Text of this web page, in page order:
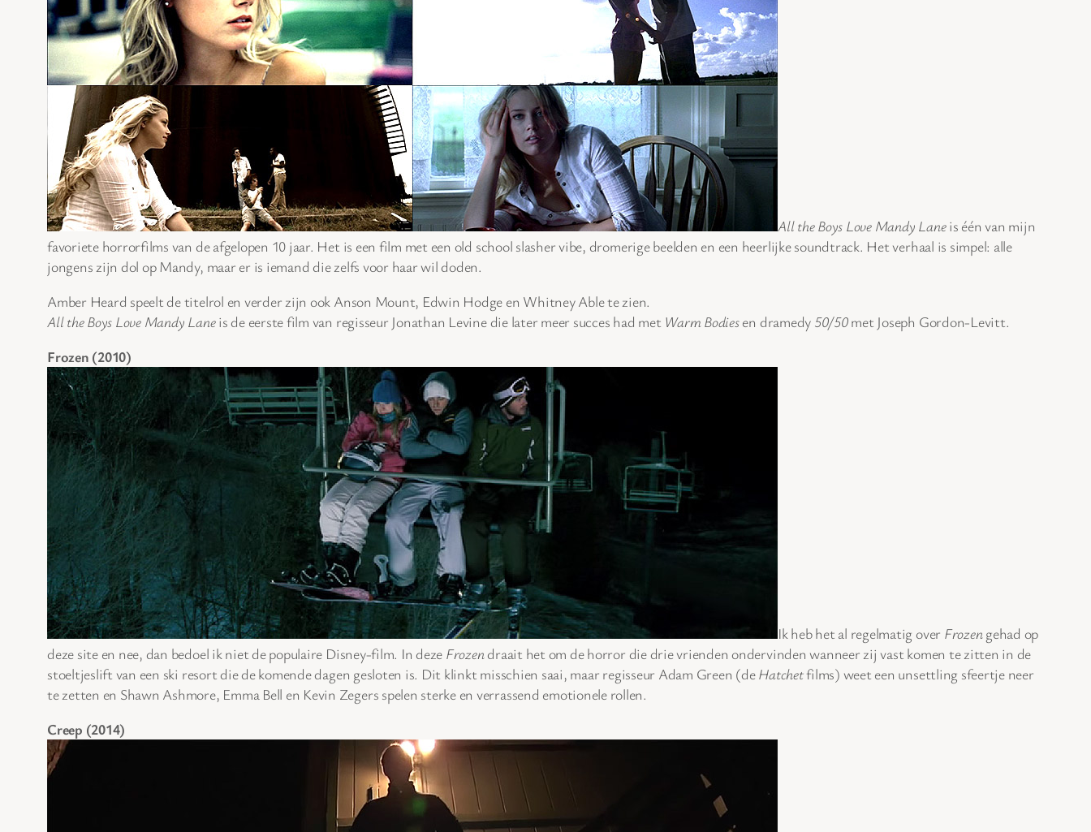
All the Boys Love Mandy Laneis één van mijn
favoriete horrorfilms van de afgelopen 10 jaar. Het is een film met een old school slasher vibe, dromerige beelden en een heerlijke soundtrack. Het verhaal is simpel: alle
jongens zijn dol op Mandy, maar er is iemand die zelfs voor haar wil doden.
Amber Heard speelt de titelrol en verder zijn ook Anson Mount, Edwin Hodge en Whitney Able te zien.
All the Boys Love Mandy Laneis de eerste film van regisseur Jonathan Levine die later meer succes had met Warm Bodiesen dramedy 50/50met Joseph Gordon-Levitt.
Frozen (2010)
Ik heb het al regelmatig over Frozengehad op
deze site en nee, dan bedoel ik niet de populaire Disney-film. In deze Frozendraait het om de horror die drie vrienden ondervinden wanneer zij vast komen te zitten in de
stoeltjeslift van een ski resort die de komende dagen gesloten is. Dit klinkt misschien saai, maar regisseur Adam Green (deHatchetfilms) weet een unsettling sfeertje neer
te zetten en Shawn Ashmore, Emma Bell en Kevin Zegers spelen sterke en verrassend emotionele rollen.
Creep (2014)